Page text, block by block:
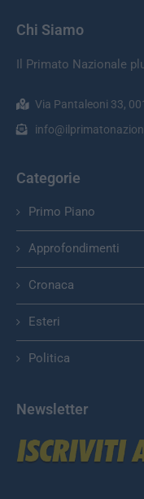
Chi Siamo
Il Primato Nazionale
Via Pantaleoni 33,
Categorie
Primo Piano
Approfondimenti
Cronaca
Esteri
Politica
Newsletter